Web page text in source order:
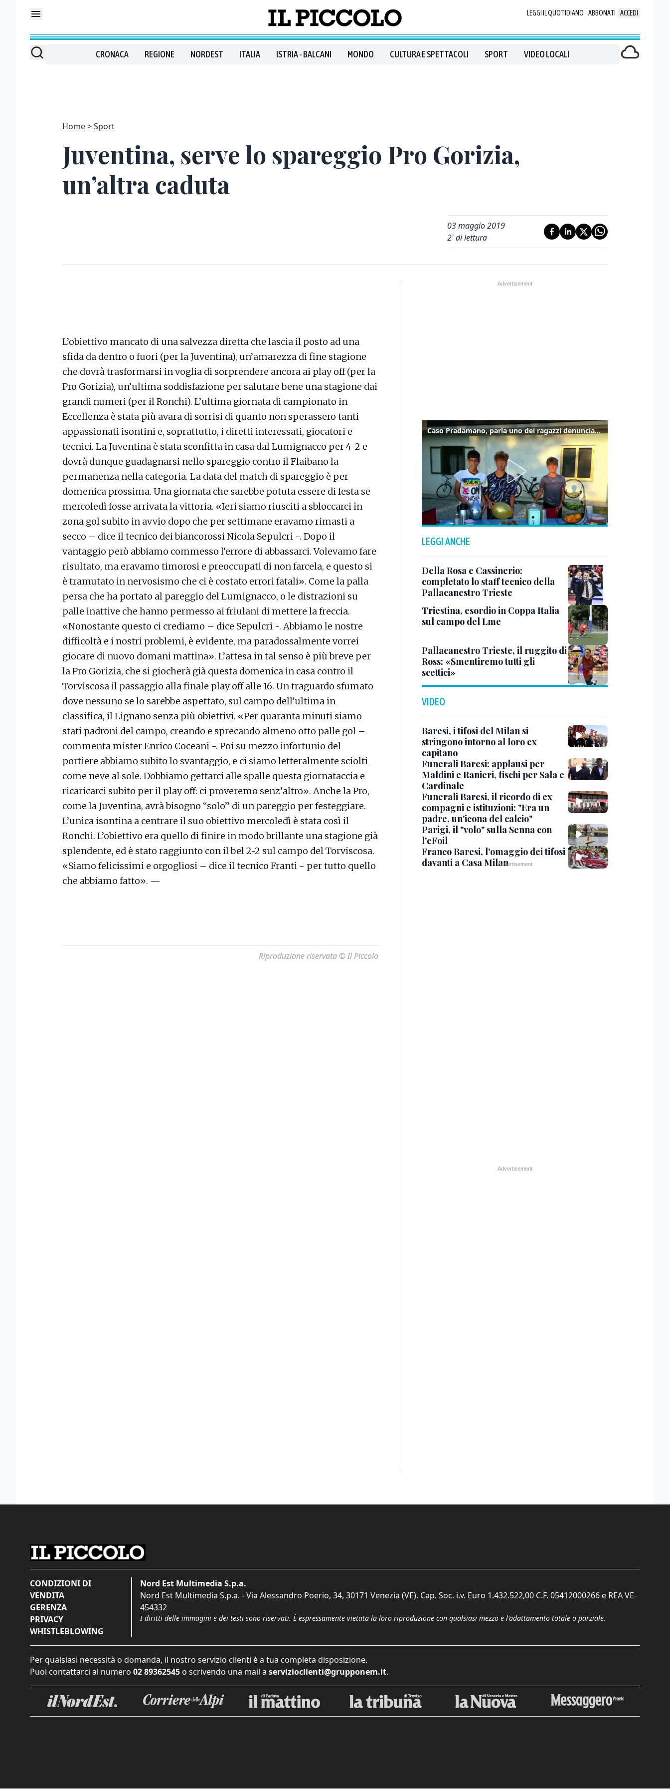
LEGGI IL QUOTIDIANO ABBONATI ACCEDI
CRONACA REGIONE NORDEST ITALIA ISTRIA - BALCANI MONDO CULTURA E SPETTACOLI SPORT VIDEO LOCALI
Home Sport
Juventina, serve lo spareggio Pro Gorizia,
un’altra caduta
03 maggio 2019
2' di lettura
L’obiettivo mancato di una salvezza diretta che lascia il posto ad una
sfida da dentro o fuori (per la Juventina), un’amarezza di fine stagione
che dovrà trasformarsi in voglia di sorprendere ancora ai play off (per la
Pro Gorizia), un’ultima soddisfazione per salutare bene una stagione dai
grandi numeri (per il Ronchi). L’ultima giornata di campionato in
Eccellenza è stata più avara di sorrisi di quanto non sperassero tanti
appassionati isontini e, soprattutto, i diretti interessati, giocatori e
tecnici. La Juventina è stata sconfitta in casa dal Lumignacco per 4-2 e
dovrà dunque guadagnarsi nello spareggio contro il Flaibano la
permanenza nella categoria. La data del match di spareggio è per
domenica prossima. Una giornata che sarebbe potuta essere di festa se
mercoledì fosse arrivata la vittoria. «Ieri siamo riusciti a sbloccarci in
zona gol subito in avvio dopo che per settimane eravamo rimasti a
secco – dice il tecnico dei biancorossi Nicola Sepulcri -. Dopo il
vantaggio però abbiamo commesso l’errore di abbassarci. Volevamo fare
risultato, ma eravamo timorosi e preoccupati di non farcela, e questo si
è tramutato in nervosismo che ci è costato errori fatali». Come la palla
persa che ha portato al pareggio del Lumignacco, o le distrazioni su
palle inattive che hanno permesso ai friulani di mettere la freccia.
«Nonostante questo ci crediamo – dice Sepulcri -. Abbiamo le nostre
difficoltà e i nostri problemi, è evidente, ma paradossalmente vorrei
giocare di nuovo domani mattina». L’attesa in tal senso è più breve per
la Pro Gorizia, che si giocherà già questa domenica in casa contro il
Torviscosa il passaggio alla finale play off alle 16. Un traguardo sfumato
dove nessuno se lo sarebbe aspettato, sul campo dell’ultima in
classifica, il Lignano senza più obiettivi. «Per quaranta minuti siamo
stati padroni del campo, creando e sprecando almeno otto palle gol –
commenta mister Enrico Coceani -. Poi su mezzo infortunio del
portiere abbiamo subito lo svantaggio, e ci siamo letteralmente sciolti
come neve al sole. Dobbiamo gettarci alle spalle questa giornataccia e
ricaricarci subito per il play off: ci proveremo senz’altro». Anche la Pro,
come la Juventina, avrà bisogno “solo” di un pareggio per festeggiare.
L’unica isontina a centrare il suo obiettivo mercoledì è stata così il
Ronchi. L’obiettivo era quello di finire in modo brillante una stagione già
splendente, ed è stato raggiunto con il bel 2-2 sul campo del Torviscosa.
«Siamo felicissimi e orgogliosi – dice il tecnico Franti - per tutto quello
che abbiamo fatto». —
Riproduzione riservata © Il Piccolo
Caso Pradamano, parla uno dei ragazzi denunciati per la limonata: "Volevo anche aiutare i miei"
LEGGI ANCHE
Della Rosa e Cassinerio:
completato lo staff tecnico della
Pallacanestro Trieste
Triestina, esordio in Coppa Italia
sul campo del Lme
Pallacanestro Trieste, il ruggito di
Ross: «Smentiremo tutti gli
scettici»
VIDEO
Baresi, i tifosi del Milan si
stringono intorno al loro ex
capitano
Funerali Baresi: applausi per
Maldini e Ranieri, fischi per Sala e
Cardinale
Funerali Baresi, il ricordo di ex
compagni e istituzioni: "Era un
padre, un'icona del calcio"
Parigi, il "volo" sulla Senna con
l'eFoil
Franco Baresi, l'omaggio dei tifosi
davanti a Casa Milan
CONDIZIONI DI
VENDITA
GERENZA
PRIVACY
WHISTLEBLOWING
Nord Est Multimedia S.p.a.
Nord Est Multimedia S.p.a. - Via Alessandro Poerio, 34, 30171 Venezia (VE). Cap. Soc. i.v. Euro 1.432.522,00 C.F. 05412000266 e REA VE-
454332
I diritti delle immagini e dei testi sono riservati. È espressamente vietata la loro riproduzione con qualsiasi mezzo e l'adattamento totale o parziale.
Per qualsiasi necessità o domanda, il nostro servizio clienti è a tua completa disposizione.
Puoi contattarci al numero 02 89362545 o scrivendo una mail a servizioclienti@grupponem.it.